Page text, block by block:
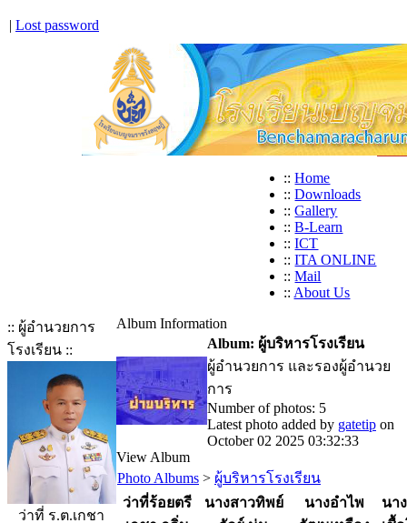
| Lost password
:: Home
:: Downloads
:: Gallery
:: B-Learn
:: ICT
:: ITA ONLINE
:: Mail
:: About Us
:: ผู้อำนวยการ
โรงเรียน ::
ว่าที่ ร.ต.เกชา
Album Information
Album: ผู้บริหารโรงเรียน
ผู้อำนวยการ และรองผู้อำนวย
การ
Number of photos: 5
Latest photo added by gatetip on
October 02 2025 03:32:33
View Album
Photo Albums > ผู้บริหารโรงเรียน
ว่าที่ร้อยตรี
นางสาวทิพย์
นางอำไพ
นา